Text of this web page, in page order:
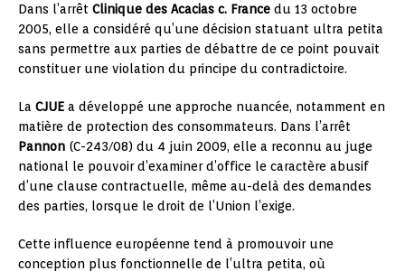
Dans l’arrêt Clinique des Acacias c. France du 13 octobre
2005, elle a considéré qu’une décision statuant ultra petita
sans permettre aux parties de débattre de ce point pouvait
constituer une violation du principe du contradictoire.
La CJUE a développé une approche nuancée, notamment en
matière de protection des consommateurs. Dans l’arrêt
Pannon (C-243/08) du 4 juin 2009, elle a reconnu au juge
national le pouvoir d’examiner d’office le caractère abusif
d’une clause contractuelle, même au-delà des demandes
des parties, lorsque le droit de l’Union l’exige.
Cette influence européenne tend à promouvoir une
conception plus fonctionnelle de l’ultra petita, où